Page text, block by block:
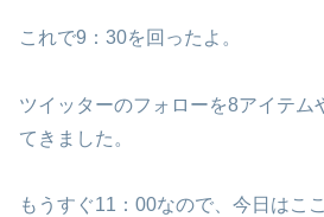
これで9：30を回ったよ。
ツイッターのフォローを8アイテム
てきました。
もうすぐ11：00なので、今日はこ